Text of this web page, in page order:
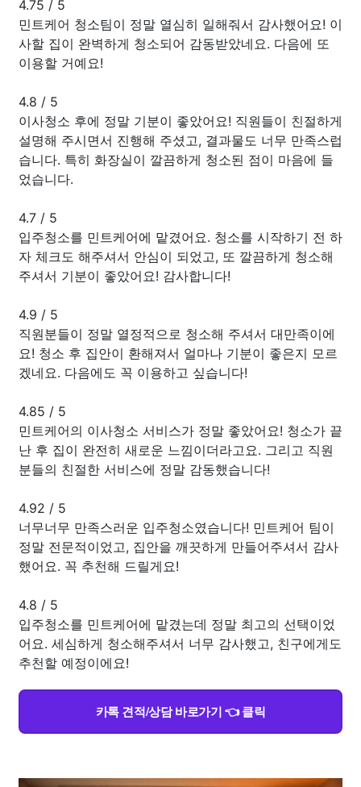
4.75 / 5
민트케어 청소팀이 정말 열심히 일해줘서 감사했어요! 이
사할 집이 완벽하게 청소되어 감동받았네요. 다음에 또
이용할 거예요!
4.8 / 5
이사청소 후에 정말 기분이 좋았어요! 직원들이 친절하게
설명해 주시면서 진행해 주셨고, 결과물도 너무 만족스럽
습니다. 특히 화장실이 깔끔하게 청소된 점이 마음에 들
었습니다.
4.7 / 5
입주청소를 민트케어에 맡겼어요. 청소를 시작하기 전 하
자 체크도 해주셔서 안심이 되었고, 또 깔끔하게 청소해
주셔서 기분이 좋았어요! 감사합니다!
4.9 / 5
직원분들이 정말 열정적으로 청소해 주셔서 대만족이에
요! 청소 후 집안이 환해져서 얼마나 기분이 좋은지 모르
겠네요. 다음에도 꼭 이용하고 싶습니다!
4.85 / 5
민트케어의 이사청소 서비스가 정말 좋았어요! 청소가 끝
난 후 집이 완전히 새로운 느낌이더라고요. 그리고 직원
분들의 친절한 서비스에 정말 감동했습니다!
4.92 / 5
너무너무 만족스러운 입주청소였습니다! 민트케어 팀이
정말 전문적이었고, 집안을 깨끗하게 만들어주셔서 감사
했어요. 꼭 추천해 드릴게요!
4.8 / 5
입주청소를 민트케어에 맡겼는데 정말 최고의 선택이었
어요. 세심하게 청소해주셔서 너무 감사했고, 친구에게도
추천할 예정이에요!
카톡 견적/상담 바로가기 👈 클릭